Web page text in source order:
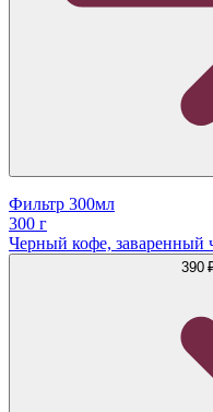
Фильтр 300мл
300 г
Черный кофе, заваренный
390